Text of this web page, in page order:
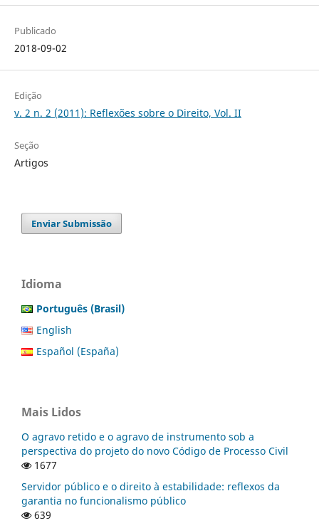
Publicado
2018-09-02
Edição
v. 2 n. 2 (2011): Reflexões sobre o Direito, Vol. II
Seção
Artigos
Enviar Submissão
Idioma
Português (Brasil)
English
Español (España)
Mais Lidos
O agravo retido e o agravo de instrumento sob a
perspectiva do projeto do novo Código de Processo Civil
1677
Servidor público e o direito à estabilidade: reflexos da
garantia no funcionalismo público
639